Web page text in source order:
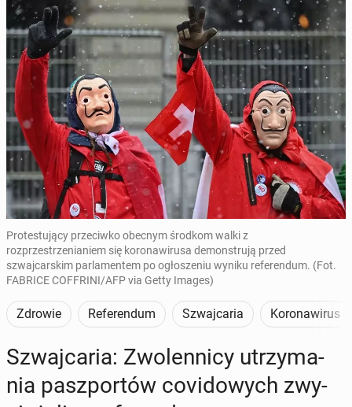
Protestujący przeciwko obecnym środkom walki z
rozprzestrzenianiem się koronawirusa demonstrują przed
szwajcarskim parlamentem po ogłoszeniu wyniku referendum. (Fot.
FABRICE COFFRINI/AFP via Getty Images)
Zdrowie Referendum Szwajcaria Koronawirus
Szwaj­ca­ria: Zwo­len­ni­cy utrzy­ma­
nia pasz­por­tów co­vi­do­wych zwy­